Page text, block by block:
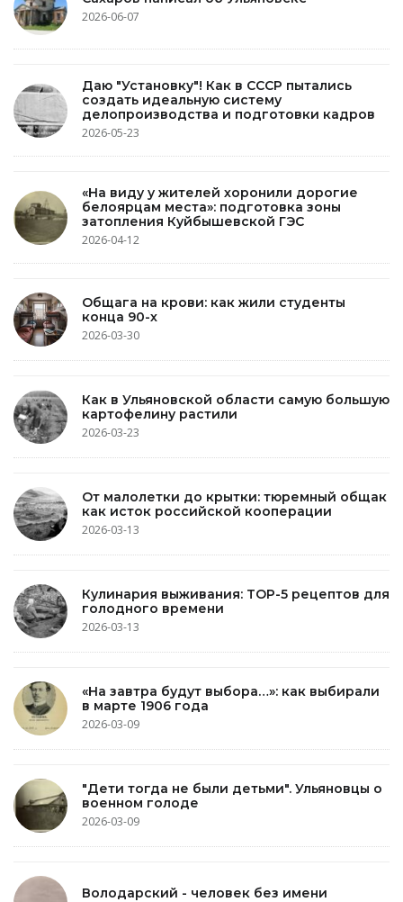
2026-06-07
Даю "Установку"! Как в СССР пытались
создать идеальную систему
делопроизводства и подготовки кадров
2026-05-23
«На виду у жителей хоронили дорогие
белоярцам места»: подготовка зоны
затопления Куйбышевской ГЭС
2026-04-12
Общага на крови: как жили студенты
конца 90-х
2026-03-30
Как в Ульяновской области самую большую
картофелину растили
2026-03-23
От малолетки до крытки: тюремный общак
как исток российской кооперации
2026-03-13
Кулинария выживания: TOP-5 рецептов для
голодного времени
2026-03-13
«На завтра будут выбора…»: как выбирали
в марте 1906 года
2026-03-09
"Дети тогда не были детьми". Ульяновцы о
военном голоде
2026-03-09
Володарский - человек без имени